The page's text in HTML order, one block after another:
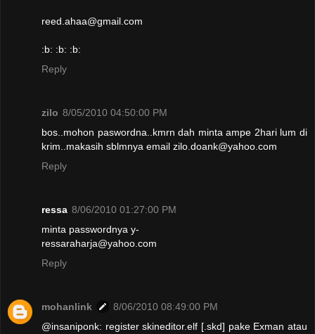
reed.ahaa@gmail.com
:b: :b: :b:
Reply
zilo 8/05/2010 04:50:00 PM
bos..mohon paswordna..kmrn dah minta ampe 2hari lum di
krim..makasih sblmnya email zilo.doank@yahoo.com
Reply
ressa 8/06/2010 01:27:00 PM
minta passwordnya y-
ressaraharja@yahoo.com
Reply
mohanlink
8/06/2010 08:49:00 PM
@insaniponk: register skineditor.elf [.skd] pake Exman atau